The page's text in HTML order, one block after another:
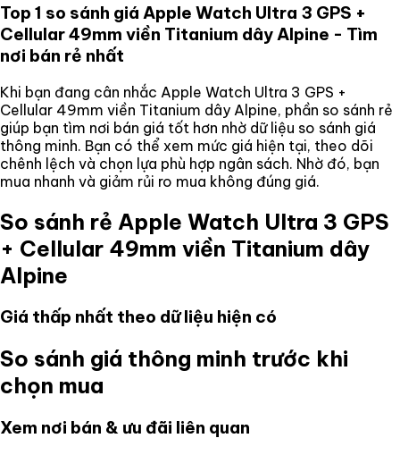
Top 1 so sánh giá Apple Watch Ultra 3 GPS +
Cellular 49mm viền Titanium dây Alpine - Tìm
nơi bán rẻ nhất
Khi bạn đang cân nhắc Apple Watch Ultra 3 GPS +
Cellular 49mm viền Titanium dây Alpine, phần so sánh rẻ
giúp bạn tìm nơi bán giá tốt hơn nhờ dữ liệu so sánh giá
thông minh. Bạn có thể xem mức giá hiện tại, theo dõi
chênh lệch và chọn lựa phù hợp ngân sách. Nhờ đó, bạn
mua nhanh và giảm rủi ro mua không đúng giá.
So sánh rẻ Apple Watch Ultra 3 GPS
+ Cellular 49mm viền Titanium dây
Alpine
Giá thấp nhất theo dữ liệu hiện có
So sánh giá thông minh trước khi
chọn mua
Xem nơi bán & ưu đãi liên quan